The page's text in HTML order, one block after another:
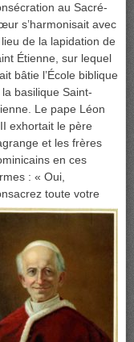
au Sacré-
s’harmonisait avec
lieu de la lapidation de
Étienne, sur lequel
bâtie l’École biblique
la basilique Saint-
Le pape Léon
exhortait le père
et les frères
en ces
: « Oui,
toute votre